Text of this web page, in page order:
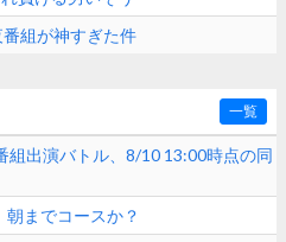
番組が神すぎた件
一覧
組出演バトル、8/10 13:00時点の同
朝までコースか？